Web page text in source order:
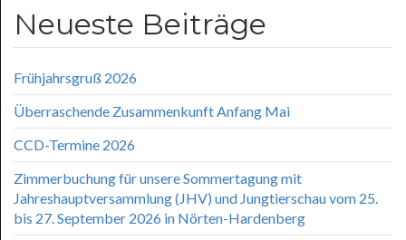
Neueste Beiträge
Frühjahrsgruß 2026
Überraschende Zusammenkunft Anfang Mai
CCD-Termine 2026
Zimmerbuchung für unsere Sommertagung mit
Jahreshauptversammlung (JHV) und Jungtierschau vom 25.
bis 27. September 2026 in Nörten-Hardenberg